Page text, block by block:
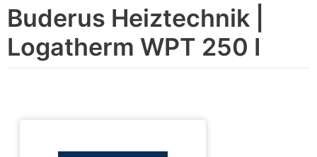
Buderus Heiztechnik |
Logatherm WPT 250 I